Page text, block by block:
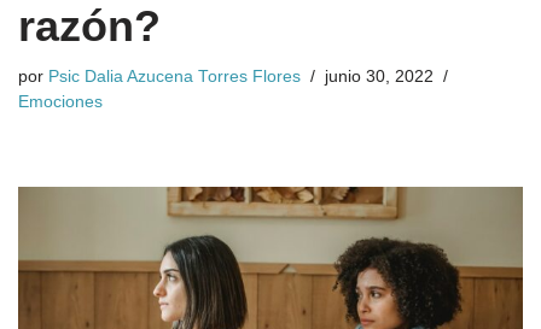
razón?
por Psic Dalia Azucena Torres Flores
junio 30, 2022
Emociones